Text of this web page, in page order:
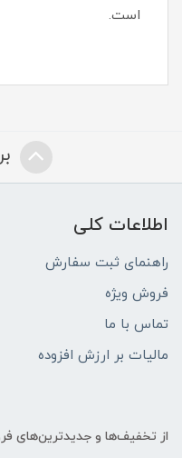
است.
اطلاعات کلی
راهنمای ثبت سفارش
فروش ویژه
تماس با ما
مالیات بر ارزش افزوده
از تخفیف‌ها و جدیدترین‌های